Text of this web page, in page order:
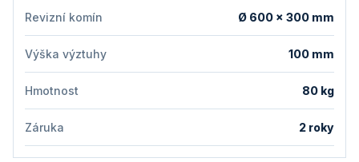
Revizní komín Ø 600 × 300 mm
Výška výztuhy 100 mm
Hmotnost 80 kg
Záruka 2 roky